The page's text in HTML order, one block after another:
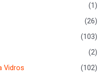
(1)
(26)
(103)
(2)
Vidros
(102)